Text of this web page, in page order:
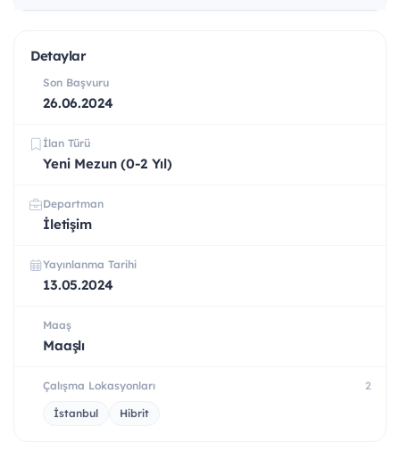
Detaylar
Son Başvuru
26.06.2024
İlan Türü
Yeni Mezun (0-2 Yıl)
Departman
İletişim
Yayınlanma Tarihi
13.05.2024
Maaş
Maaşlı
Çalışma Lokasyonları 2
İstanbul Hibrit